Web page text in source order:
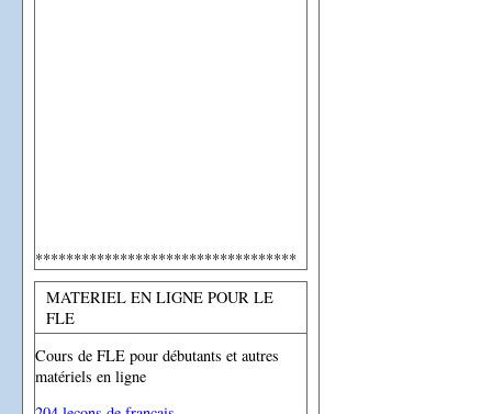
**********************************
MATERIEL EN LIGNE POUR LE
FLE
Cours de FLE pour débutants et autres
matériels en ligne